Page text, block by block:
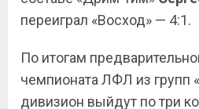
переиграл «Восход» — 4:1.
По итогам
чемпионата ЛФЛ из групп
дивизион выйдут по три